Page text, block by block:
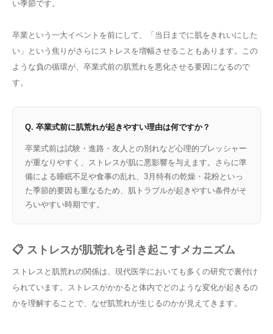
い季節です。
卒業という一大イベントを前にして、「当日までに肌をきれいにした
い」という焦りがさらにストレスを増幅させることもあります。この
ような負の循環が、卒業式前の肌荒れを悪化させる要因になるので
す。
Q. 卒業式前に肌荒れが起きやすい理由は何ですか？
卒業式前は試験・進路・友人との別れなど心理的プレッシャー
が重なりやすく、ストレスが肌に悪影響を与えます。さらに準
備による睡眠不足や食事の乱れ、3月特有の乾燥・花粉といっ
た季節的要因も重なるため、肌トラブルが起きやすい条件がそ
ろいやすい時期です。
📋 ストレスが肌荒れを引き起こすメカニズム
ストレスと肌荒れの関係は、現代医学においても多くの研究で裏付け
られています。ストレスがかかると体内でどのような変化が起きるの
かを理解することで、なぜ肌荒れが生じるのかが見えてきます。